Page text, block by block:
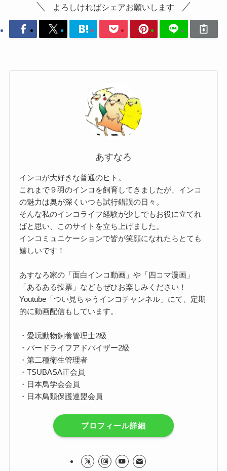
よろしければシェアお願いします
あすなろ
インコが大好きな普通のヒト。
これまで９羽のインコを飼育してきましたが、インコ
の魅力は奥が深くいつも試行錯誤の日々。
そんな私のインコライフ経験が少しでもお役に立てれ
ばと思い、このサイトを立ち上げました。
インコミュニケーションで皆が笑顔になれたらとても
嬉しいです！
あすなろ家の「面白インコ動画」や「四コマ漫画」
「あるある投票」などもぜひお楽しみください！
Youtube「つい見ちゃうインコチャンネル」にて、定期
的に動画配信もしています。
・愛玩動物飼養管理士2級
・バードライフアドバイザー2級
・第二種衛生管理者
・TSUBASA正会員
・日本鳥学会会員
・日本鳥類保護連盟会員
プロフィール詳細